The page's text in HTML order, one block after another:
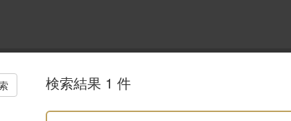
検索結果 1 件